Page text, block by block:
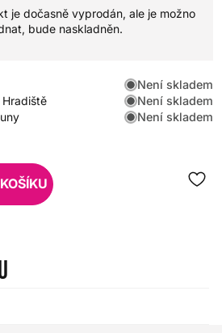
je dočasně vyprodán, ale je možno
bude naskladněn.
Není skladem
Hradiště
Není skladem
Není skladem